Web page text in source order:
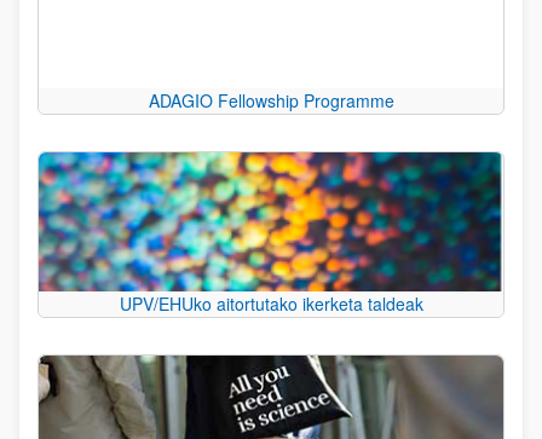
ADAGIO Fellowship Programme
UPV/EHUko aitortutako ikerketa taldeak